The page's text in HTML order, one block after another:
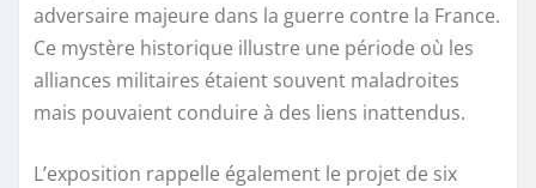
adversaire majeure dans la guerre contre la France.
Ce mystère historique illustre une période où les
alliances militaires étaient souvent maladroites
mais pouvaient conduire à des liens inattendus.
L’exposition rappelle également le projet de six